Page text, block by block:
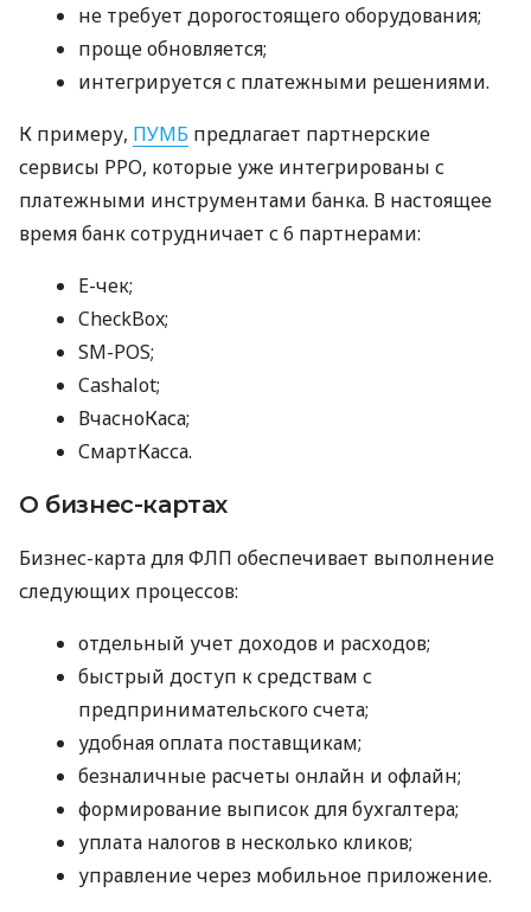
не требует дорогостоящего оборудования;
проще обновляется;
интегрируется с платежными решениями.
К примеру, ПУМБ предлагает партнерские
сервисы РРО, которые уже интегрированы с
платежными инструментами банка. В настоящее
время банк сотрудничает с 6 партнерами:
E-чек;
CheckBox;
SM-POS;
Cashalot;
ВчасноКаса;
СмартКасса.
О бизнес-картах
Бизнес-карта для ФЛП обеспечивает выполнение
следующих процессов:
отдельный учет доходов и расходов;
быстрый доступ к средствам с
предпринимательского счета;
удобная оплата поставщикам;
безналичные расчеты онлайн и офлайн;
формирование выписок для бухгалтера;
уплата налогов в несколько кликов;
управление через мобильное приложение.